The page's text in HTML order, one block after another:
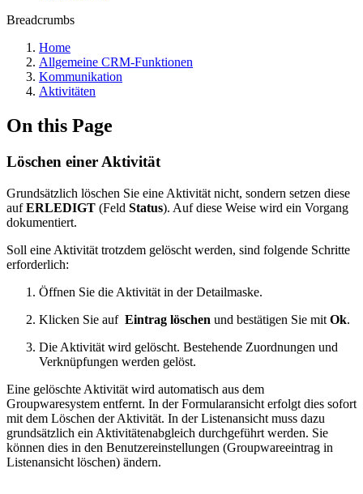
Breadcrumbs
Home
Allgemeine CRM-Funktionen
Kommunikation
Aktivitäten
On this Page
Löschen einer Aktivität
Grundsätzlich löschen Sie eine Aktivität nicht, sondern setzen diese
aufERLEDIGT (Feld Status). Auf diese Weise wird ein Vorgang
dokumentiert.
Soll eine Aktivität trotzdem gelöscht werden, sind folgende Schritte
erforderlich:
Öffnen Sie die Aktivität in der Detailmaske.
Klicken Sie auf Eintrag löschen und bestätigen Sie mit Ok.
Die Aktivität wird gelöscht. Bestehende Zuordnungen und
Verknüpfungen werden gelöst.
Eine gelöschte Aktivität wird automatisch aus dem
Groupwaresystem entfernt. In der Formularansicht erfolgt dies sofort
mit dem Löschen der Aktivität. In der Listenansicht muss dazu
grundsätzlich ein Aktivitätenabgleich durchgeführt werden. Sie
können dies in den Benutzereinstellungen (Groupwareeintrag in
Listenansicht löschen) ändern.